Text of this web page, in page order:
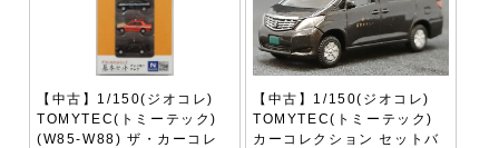
【中古】1/150(ジオコレ)
TOMYTEC(トミーテック)
(W85-W88) ザ・カーコレ
【中古】1/150(ジオコレ)
TOMYTEC(トミーテック)
カーコレクション セットバ